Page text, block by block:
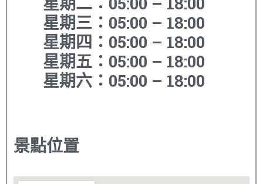
星期三：05:00 – 18:00
星期四：05:00 – 18:00
星期五：05:00 – 18:00
星期六：05:00 – 18:00
景點位置